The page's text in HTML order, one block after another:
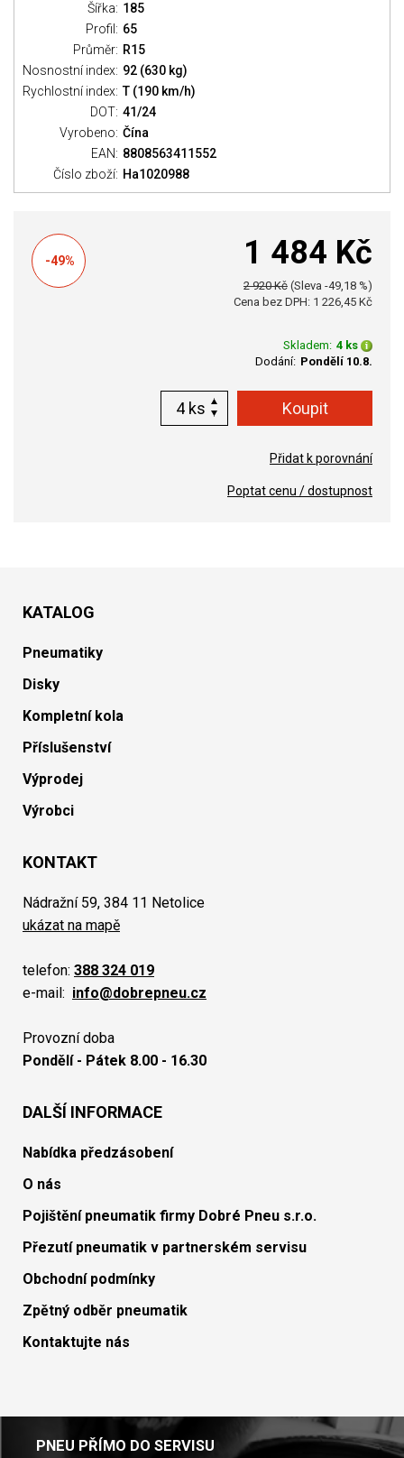
Šířka: 185
Profil: 65
Průměr: R15
Nosnostní index: 92 (630 kg)
Rychlostní index: T (190 km/h)
DOT: 41/24
Vyrobeno: Čína
EAN: 8808563411552
Číslo zboží: Ha1020988
-49% 1 484 Kč
2 920 Kč (Sleva -49,18 %)
Cena bez DPH: 1 226,45 Kč
Skladem: 4 ks
Dodání: Pondělí 10.8.
ks
Přidat k porovnání
Poptat cenu / dostupnost
KATALOG
Pneumatiky
Disky
Kompletní kola
Příslušenství
Výprodej
Výrobci
KONTAKT
Nádražní 59, 384 11 Netolice
ukázat na mapě
telefon: 388 324 019
e-mail: info@dobrepneu.cz
Provozní doba
Pondělí - Pátek 8.00 - 16.30
DALŠÍ INFORMACE
Nabídka předzásobení
O nás
Pojištění pneumatik firmy Dobré Pneu s.r.o.
Přezutí pneumatik v partnerském servisu
Obchodní podmínky
Zpětný odběr pneumatik
Kontaktujte nás
PNEU PŘÍMO DO SERVISU